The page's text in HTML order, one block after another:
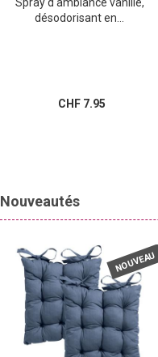
désodorisant en...
CHF 7.95
Nouveautés
NOUVEAU